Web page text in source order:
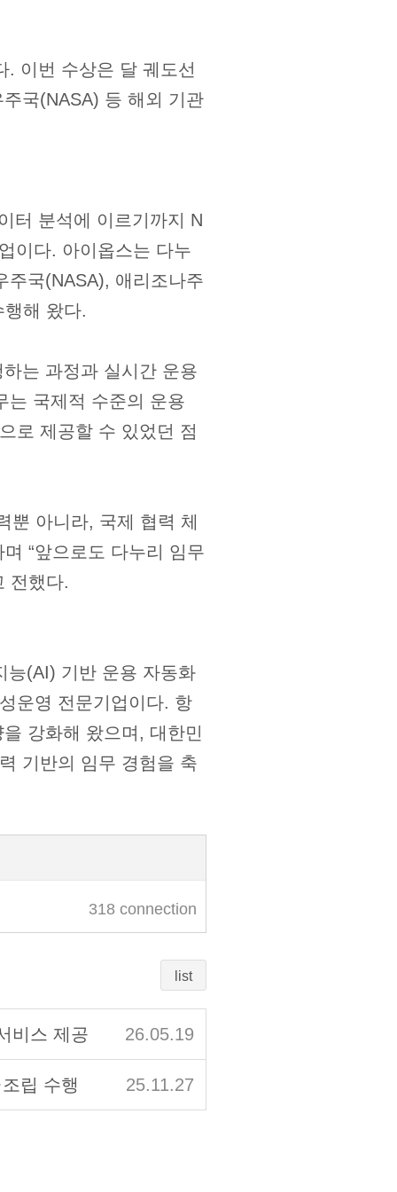
. 이번 수상은 달 궤도선
국(NASA) 등 해외 기관
터 분석에 이르기까지 N
이다. 아이옵스는 다누
주국(NASA), 애리조나주
해 왔다.
는 과정과 실시간 운용
는 국제적 수준의 운용
로 제공할 수 있었던 점
뿐 아니라, 국제 협력 체
“앞으로도 다누리 임무
전했다.
능(AI) 기반 운용 자동화
운영 전문기업이다. 항
강화해 왔으며, 대한민
기반의 임무 경험을 축
318 connection
list
비스 제공 26.05.19
립 수행 25.11.27